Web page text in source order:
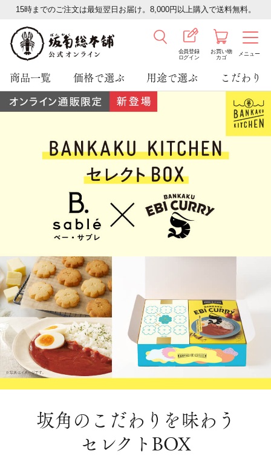
15時までのご注文は最短翌日お届け。8,000円以上購入で送料無料。
会員登録
ログイン
お買い物
カゴ
メニュー
商品一覧 価格で選ぶ 用途で選ぶ こだわり
坂角のこだわりを味わう
セレクトBOX